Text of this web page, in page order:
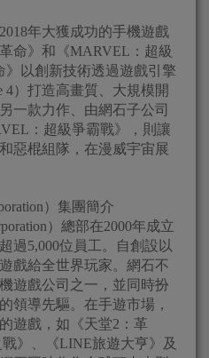
年大獲成功的手機遊戲
命》和《MARVEL：超級
以創新技術透過遊戲引擎
4）打造高畫質、大規模開
一款力作、由網石子公司
：超級爭霸戰》，則讓
惡棍組隊，在漫威宇宙展
）集團簡介
）總部在2000年成立
過5,000位員工。自創設以
戲給全世界玩家。網石不
遊戲公司之一，並同時扮
領導先驅。在手遊市場，
遊戲，如《天堂2：革
》、《LINE旅遊大亨》及